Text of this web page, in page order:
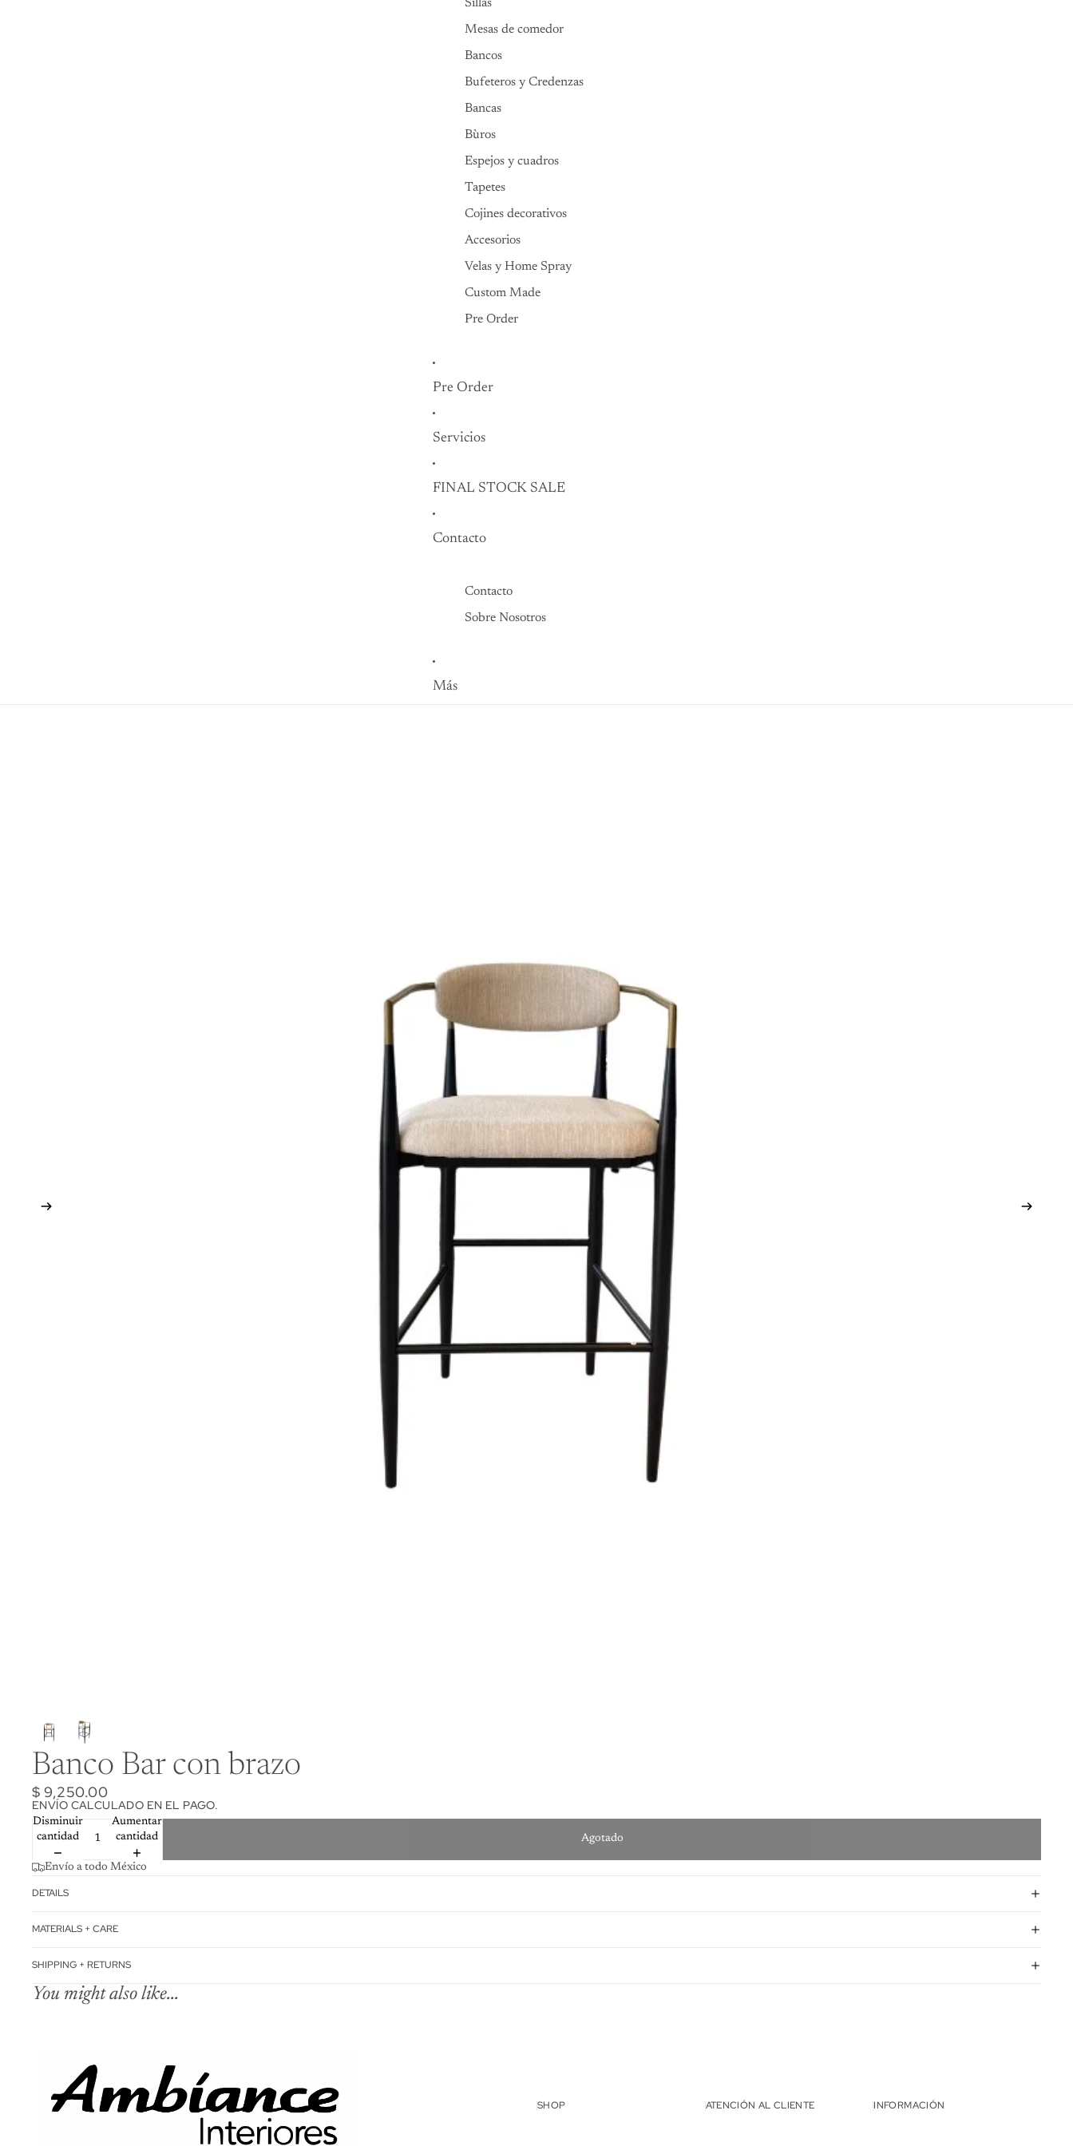
Sillas
Mesas de comedor
Bancos
Bufeteros y Credenzas
Bancas
Bùros
Espejos y cuadros
Tapetes
Cojines decorativos
Accesorios
Velas y Home Spray
Custom Made
Pre Order
Pre Order
Servicios
FINAL STOCK SALE
Contacto
Contacto
Sobre Nosotros
Más
Banco Bar con brazo
$ 9,250.00
ENVÍO CALCULADO EN EL PAGO.
Disminuir
cantidad
Aumentar
cantidad
Agotado
Envío a todo México
DETAILS
MATERIALS + CARE
SHIPPING + RETURNS
You might also like...
SHOP ATENCIÓN AL CLIENTE INFORMACIÓN
Política de reembolso
Política de privacidad
Términos del servicio